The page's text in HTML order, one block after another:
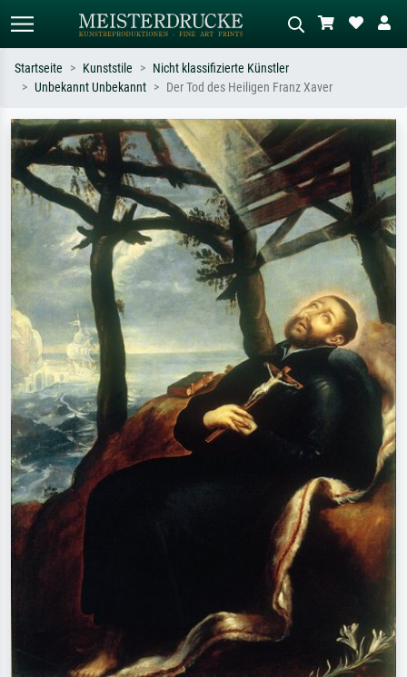
Suchen Sie nach Künstlern, Werktiteln
oder Stilen – z.B. Monet,
Sternennacht, Impressionismus, Welle
Hokusai, Akt.
Beschreiben Sie die Szene – z.B. Grüne
Wiese, Abstrakt mit viel Rot, Dunkles
Ölgemälde, Stehender Akt neben einem
Baum.
Startseite Kunststile
Nicht klassifizierte Künstler
Unbekannt Unbekannt
Der Tod des Heiligen Franz Xaver